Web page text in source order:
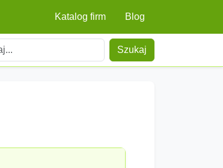
Katalog firm Blog
Szukaj